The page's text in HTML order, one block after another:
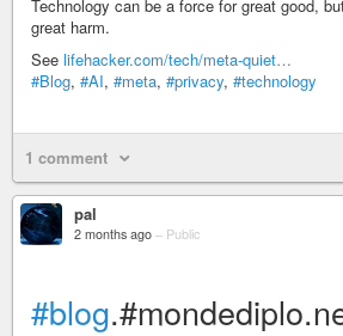
Technology can be a force for great good,
great harm.
See lifehacker.com/tech/meta-quiet…
#Blog, #AI, #meta, #privacy, #technology
1 comment
pal
2 months ago – Public
#blog